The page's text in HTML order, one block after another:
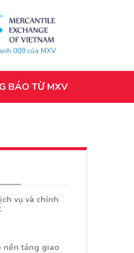
009 của MXV
BÁO TỪ MXV
vụ và chính
nền tảng giao